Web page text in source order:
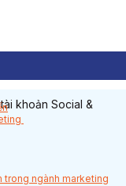
khoản Social &
trong ngành marketing